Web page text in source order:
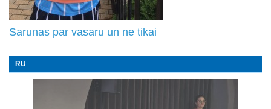
Sarunas par vasaru un ne tikai
RU